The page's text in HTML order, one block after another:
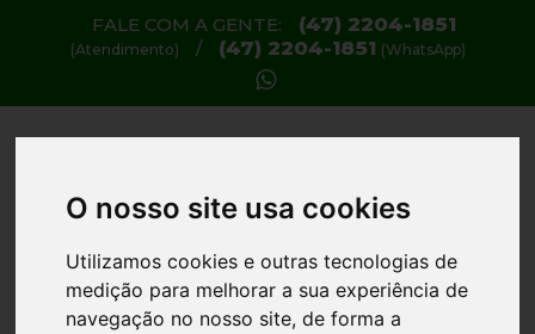
O nosso site usa cookies
Utilizamos cookies e outras tecnologias de
medição para melhorar a sua experiência de
navegação no nosso site, de forma a
FALE COM A GENTE: (47) 2204-1851
(Atendimento) / (47) 2204-1851 (WhatsApp)